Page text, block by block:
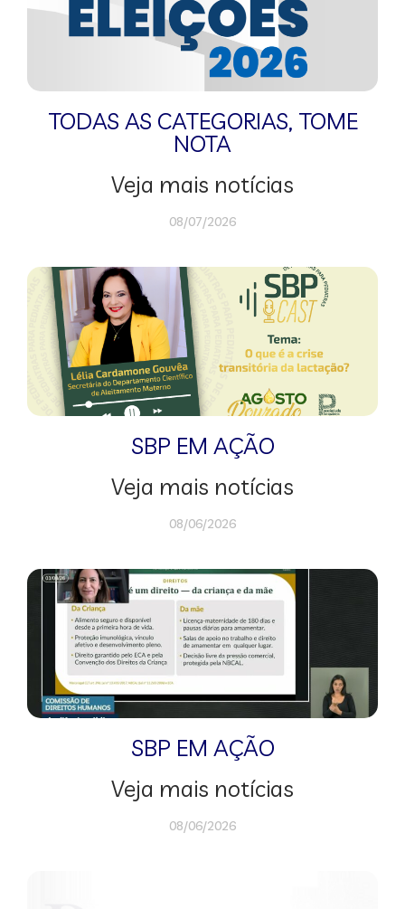
TODAS AS CATEGORIAS, TOME
NOTA
Veja mais notícias
08/07/2026
SBP EM AÇÃO
Veja mais notícias
08/06/2026
SBP EM AÇÃO
Veja mais notícias
08/06/2026